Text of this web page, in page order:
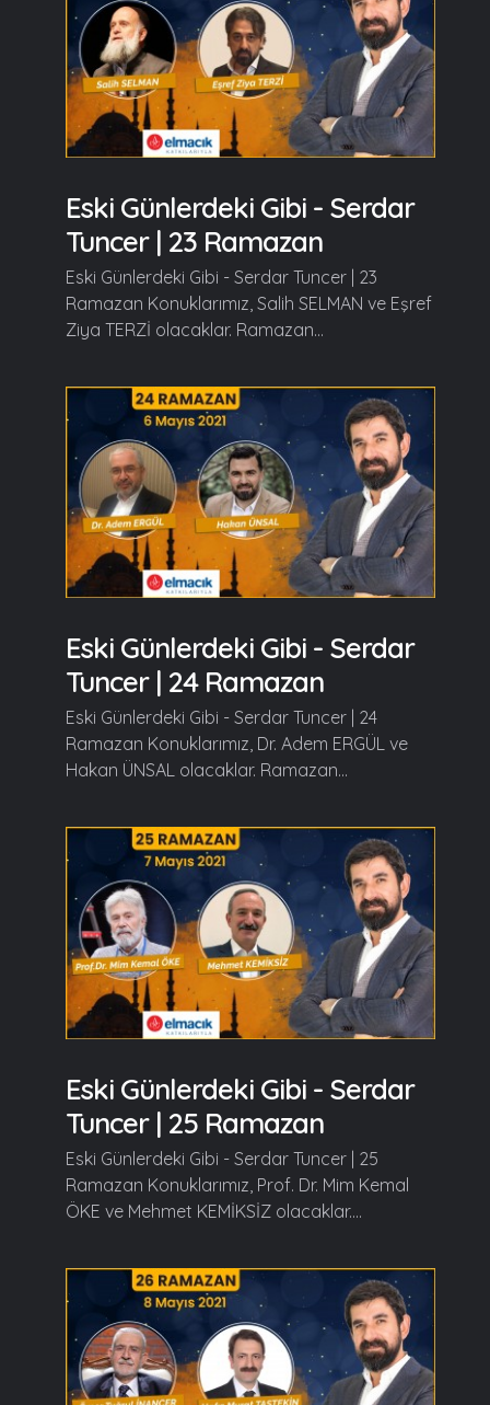
Eski Günlerdeki Gibi - Serdar
Tuncer | 23 Ramazan
Eski Günlerdeki Gibi - Serdar Tuncer | 23
Ramazan Konuklarımız, Salih SELMAN ve Eşref
Ziya TERZİ olacaklar. Ramazan...
Eski Günlerdeki Gibi - Serdar
Tuncer | 24 Ramazan
Eski Günlerdeki Gibi - Serdar Tuncer | 24
Ramazan Konuklarımız, Dr. Adem ERGÜL ve
Hakan ÜNSAL olacaklar. Ramazan...
Eski Günlerdeki Gibi - Serdar
Tuncer | 25 Ramazan
Eski Günlerdeki Gibi - Serdar Tuncer | 25
Ramazan Konuklarımız, Prof. Dr. Mim Kemal
ÖKE ve Mehmet KEMİKSİZ olacaklar....